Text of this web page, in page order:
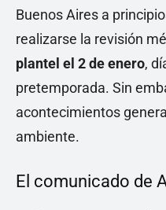
Buenos Aires a
realizarse la revisión
plantel el 2 de enero,
pretemporada. Sin
acontecimientos
ambiente.
El comunicado de